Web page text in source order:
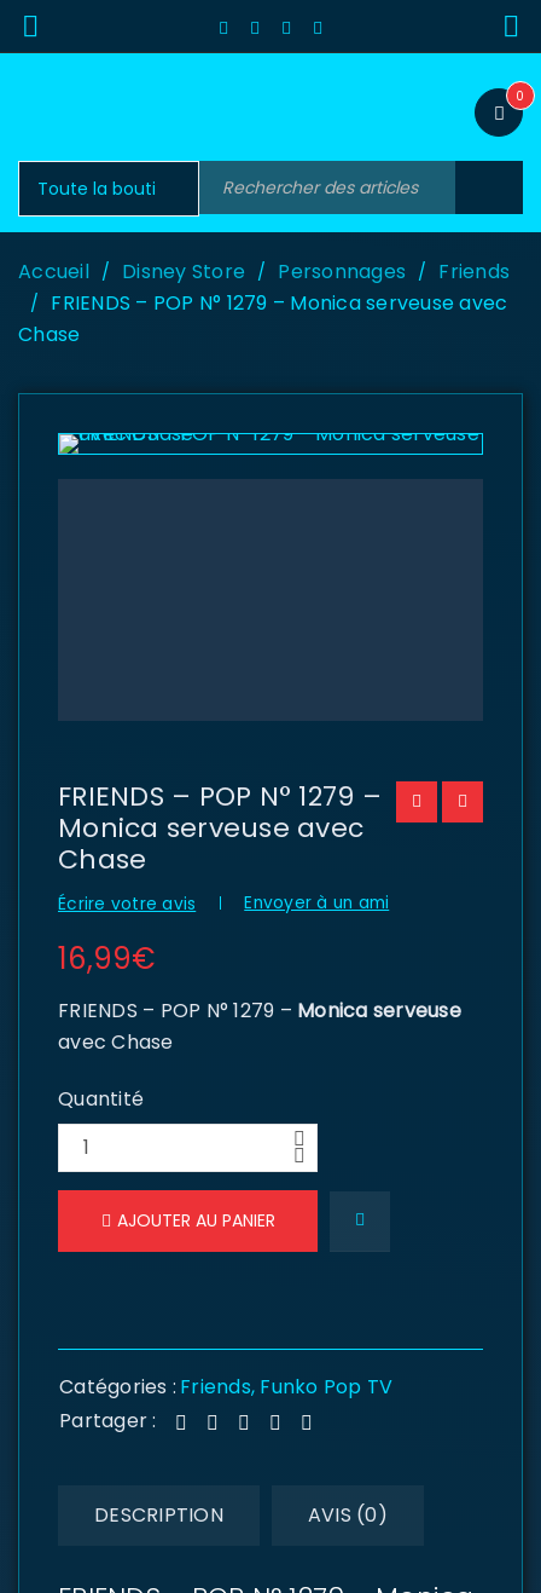
0
Accueil / Disney Store / Personnages / Friends
/ FRIENDS – POP N° 1279 – Monica serveuse avec
Chase
FRIENDS – POP N° 1279 –
Monica serveuse avec
Chase
Écrire votre avis Envoyer à un ami
16,99€
FRIENDS – POP N° 1279 – Monica serveuse
avec Chase
Quantité
AJOUTER AU PANIER
Catégories : Friends, Funko Pop TV
Partager :
DESCRIPTION AVIS (0)